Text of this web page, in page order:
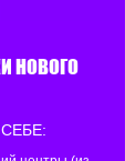
НОВОГО